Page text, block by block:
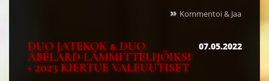
» Kommentoi & Jaa
DUO JATEKOK & DUO
ABÉLARD LÄMMITTELIJÖIKSI
+ 2023 KIERTUE VALEUUTISET
07.05.2022